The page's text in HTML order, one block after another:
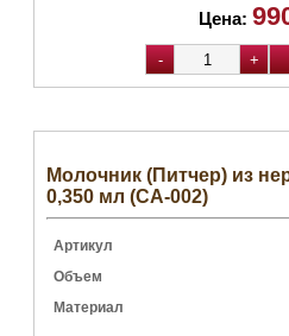
Цена:
Молочник (Питчер) из
0,350 мл (CA-002)
Артикул
Объем
Материал